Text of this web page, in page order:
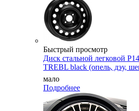
Быстрый просмотр
Диск стальной легковой
TREBL black (опель, дэу,
мало
Подробнее